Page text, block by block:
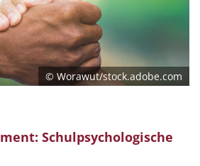
© Worawut/stock.adobe.com
Schulpsychologische